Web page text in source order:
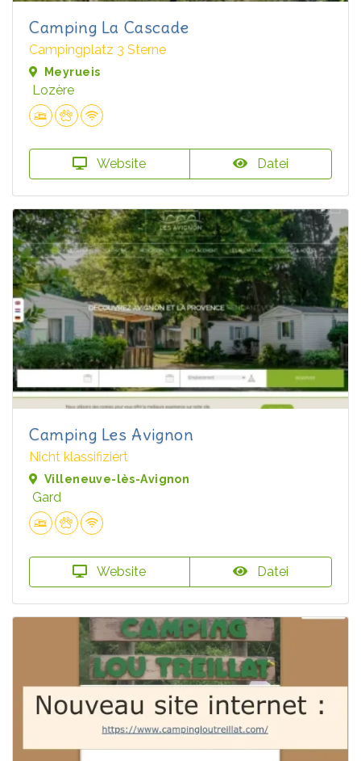
Camping La Cascade
Campingplatz 3 Sterne
Meyrueis
Lozère
Website Datei
Camping Les Avignon
Nicht klassifiziert
Villeneuve-lès-Avignon
Gard
Website Datei